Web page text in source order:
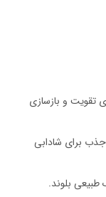
تقویت و بازسازی
برای شادابی
طبیعی بلوند.